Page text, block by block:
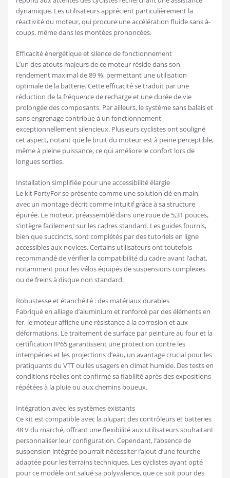
dynamique. Les utilisateurs apprécient particulièrement la
réactivité du moteur, qui procure une accélération fluide sans à-
coups, même dans les montées prononcées.
Efficacité énergétique et silence de fonctionnement
L’un des atouts majeurs de ce moteur réside dans son
rendement maximal de 89 %, permettant une utilisation
optimale de la batterie. Cette efficacité se traduit par une
réduction de la fréquence de recharge et une durée de vie
prolongée des composants. Par ailleurs, le système sans balais et
sans engrenage contribue à un fonctionnement
exceptionnellement silencieux. Plusieurs cyclistes ont souligné
cet aspect, notant que le bruit du moteur est à peine perceptible,
même à pleine puissance, ce qui améliore le confort lors de
longues sorties.
Installation simplifiée pour une accessibilité élargie
Le kit FortyFor se présente comme une solution clé en main,
avec un montage décrit comme intuitif grâce à sa structure
épurée. Le moteur, préassemblé dans une roue de 5,31 pouces,
s’intègre facilement sur les cadres standard. Les guides fournis,
bien que succincts, sont complétés par des tutoriels en ligne
accessibles aux novices. Certains utilisateurs ont toutefois
recommandé de vérifier la compatibilité du cadre avant l’achat,
notamment pour les vélos équipés de suspensions complexes
ou de freins à disque non standard.
Robustesse et étanchéité : des matériaux durables
Fabriqué en alliage d’aluminium et renforcé par des éléments en
fer, le moteur affiche une résistance à la corrosion et aux
déformations. Le traitement de surface par peinture au four et la
certification IP65 garantissent une protection contre les
intempéries et les projections d’eau, un avantage crucial pour les
pratiquants du VTT ou les usagers en climat humide. Des tests en
conditions réelles ont confirmé sa fiabilité après des expositions
répétées à la pluie ou aux chemins boueux.
Intégration avec les systèmes existants
Ce kit est compatible avec la plupart des contrôleurs et batteries
48 V du marché, offrant une flexibilité aux utilisateurs souhaitant
personnaliser leur configuration. Cependant, l’absence de
suspension intégrée pourrait nécessiter l’ajout d’une fourche
adaptée pour les terrains techniques. Les cyclistes ayant opté
pour ce modèle ont salué sa polyvalence, que ce soit pour des